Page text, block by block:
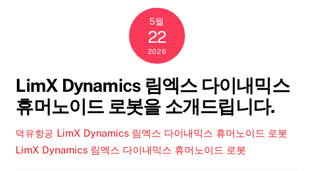
5월
22
2026
LimX Dynamics 림엑스 다이내믹스
휴머노이드 로봇을 소개드립니다.
덕유항공 LimX Dynamics 림엑스 다이내믹스 휴머노이드 로봇
LimX Dynamics 림엑스 다이내믹스 휴머노이드 로봇